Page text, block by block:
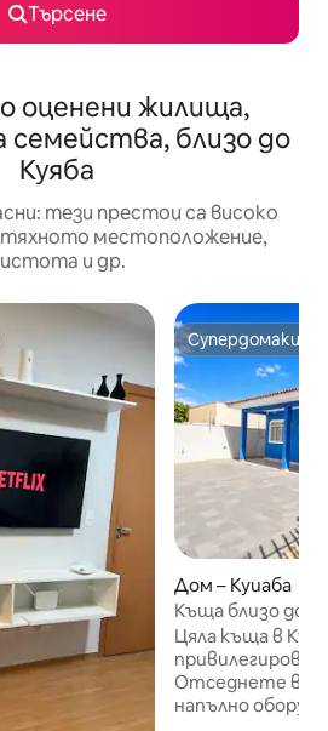
Търсене
оценени жилища,
семейства, близо до
Куяба
тези престои са високо
тяхното местоположение,
и др.
Супердомакин
Супердомакин
Дом – Куиаба
Къща близо до
просторна
Цяла къща в
Отседнете в
напълно